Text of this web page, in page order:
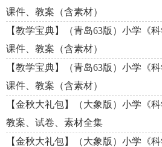
课件、教案（含素材）
【教学宝典】（青岛63版）小学《
课件、教案（含素材）
【教学宝典】（青岛63版）小学《
课件、教案（含素材）
【金秋大礼包】（大象版）小学《
教案、试卷、素材全集
【金秋大礼包】（大象版）小学《